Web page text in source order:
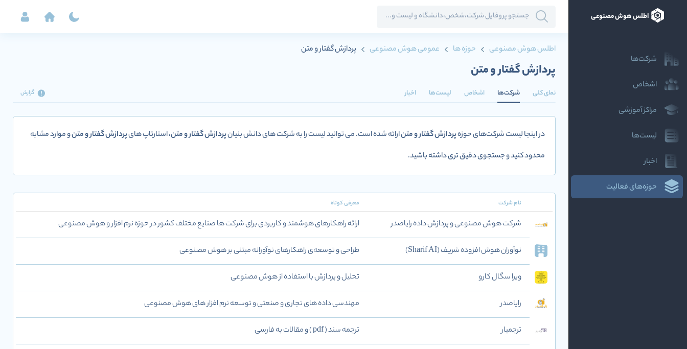
اطلس هوش مصنوعی
شرکت‌ها
اشخاص
مراکز آموزشی
لیست‌ها
اخبار
حوزه‌های فعالیت
اطلس هوش مصنوعی حوزه ها عمومی هوش مصنوعی پردازش گفتار و متن
پردازش گفتار و متن
نمای کلی شرکت‌ها اشخاص لیست‌ها اخبار گزارش
در اینجا لیست شرکت‌های حوزهپردازش گفتار و متنارائه شده است. می توانید لیست را به شرکت های دانش بنیانپردازش گفتار و متن، استارتاپ هایپردازش گفتار و متنو موارد مشابه
محدود کنید و جستجوی دقیق تری داشته باشید.
نام شرکت معرفی کوتاه
شرکت هوش مصنوعی و پردازش داده رایاصدر ارائه راهکارهای هوشمند و کاربردی برای شرکت ها صنایع مختلف کشور در حوزه نرم افزار و هوش مصنوعی
نوآوران هوش افزوده‌ شریف (Sharif AI) طراحی و توسعه‌ی راهکارهای نوآورانه مبتنی بر هوش مصنوعی
ویرا سگال کارو تحلیل و پردازش با استفاده از هوش مصنوعی
رایاصدر مهندسی داده های تجاری و صنعتی و توسعه نرم افزار های هوش مصنوعی
ترجمیار ترجمه سند ( pdf ) و مقالات به فارسی